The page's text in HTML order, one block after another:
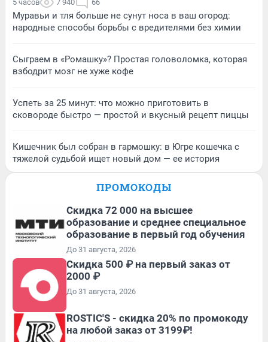
5 часов 7 940 66
Муравьи и тля больше не сунут носа в ваш огород:
народные способы борьбы с вредителями без химии
Сыграем в «Ромашку»? Простая головоломка, которая
взбодрит мозг не хуже кофе
Успеть за 25 минут: что можно приготовить в
сковороде быстро — простой и вкусный рецепт пиццы
Кишечник был собран в гармошку: в Югре кошечка с
тяжелой судьбой ищет новый дом — ее история
ПРОМОКОДЫ
Скидка 72 000 на высшее
образование и среднее специальное
образование в первый год обучения
До 31 августа, 2026
Скидка 500 ₽ на первый заказ от
2000 ₽
До 31 августа, 2026
ROSTIC'S - скидка 20% по промокоду
на любой заказ от 3199₽!